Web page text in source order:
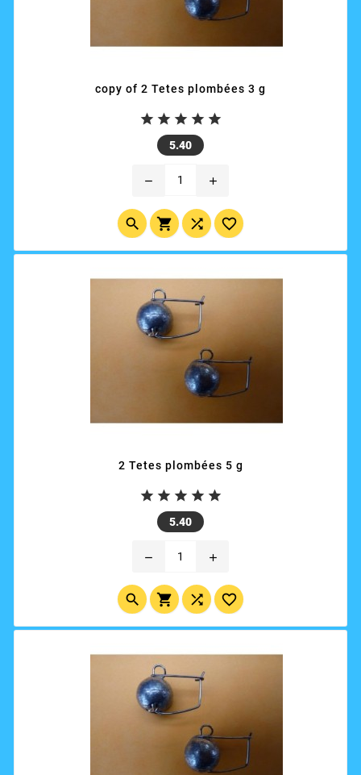
copy of 2 Tetes plombées 3 g
    
5.40 Price
remove add
   
2 Tetes plombées 5 g
    
5.40 Price
remove add
   